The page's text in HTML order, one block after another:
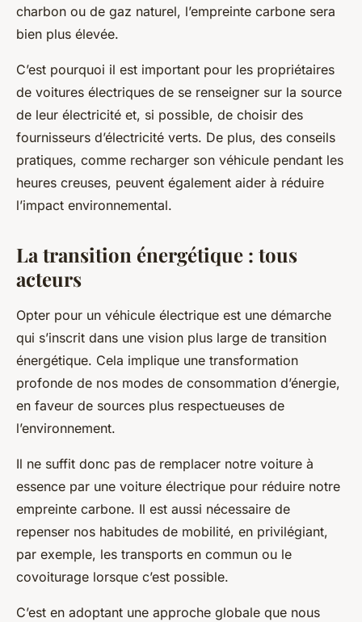
charbon ou de gaz naturel, l’empreinte carbone sera
bien plus élevée.
C’est pourquoi il est important pour les propriétaires
de voitures électriques de se renseigner sur la source
de leur électricité et, si possible, de choisir des
fournisseurs d’électricité verts. De plus, des conseils
pratiques, comme recharger son véhicule pendant les
heures creuses, peuvent également aider à réduire
l’impact environnemental.
La transition énergétique : tous
acteurs
Opter pour un véhicule électrique est une démarche
qui s’inscrit dans une vision plus large de transition
énergétique. Cela implique une transformation
profonde de nos modes de consommation d’énergie,
en faveur de sources plus respectueuses de
l’environnement.
Il ne suffit donc pas de remplacer notre voiture à
essence par une voiture électrique pour réduire notre
empreinte carbone. Il est aussi nécessaire de
repenser nos habitudes de mobilité, en privilégiant,
par exemple, les transports en commun ou le
covoiturage lorsque c’est possible.
C’est en adoptant une approche globale que nous